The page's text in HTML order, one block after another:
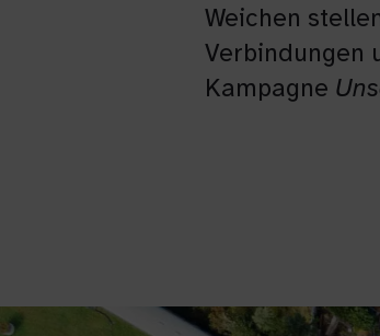
Weichen
Verbindungen
Kampagne